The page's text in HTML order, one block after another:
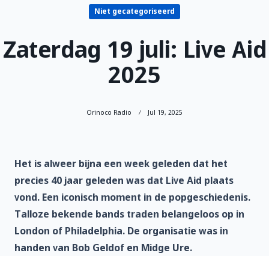
Niet gecategoriseerd
Zaterdag 19 juli: Live Aid
2025
Orinoco Radio Jul 19, 2025
Het is alweer bijna een week geleden dat het
precies 40 jaar geleden was dat Live Aid plaats
vond. Een iconisch moment in de popgeschiedenis.
Talloze bekende bands traden belangeloos op in
London of Philadelphia. De organisatie was in
handen van Bob Geldof en Midge Ure.